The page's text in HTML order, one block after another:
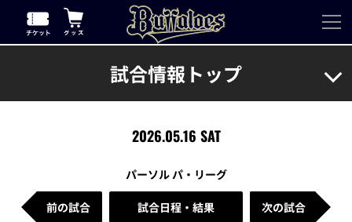
試合情報トップ
2026.05.16 SAT
パーソル パ・リーグ
前の試合 試合日程・結果 次の試合